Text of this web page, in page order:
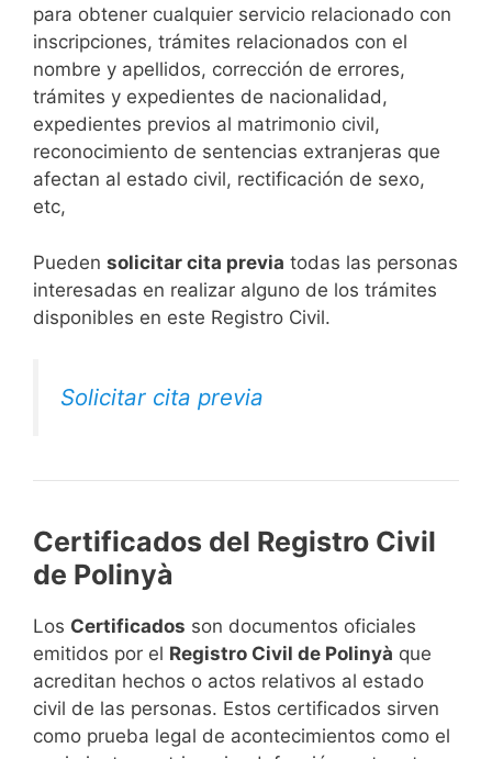
para obtener cualquier servicio relacionado con
inscripciones, trámites relacionados con el
nombre y apellidos, corrección de errores,
trámites y expedientes de nacionalidad,
expedientes previos al matrimonio civil,
reconocimiento de sentencias extranjeras que
afectan al estado civil, rectificación de sexo,
etc,
​Pueden solicitar cita previa todas las personas
interesadas en realizar alguno de los trámites
disponibles en este Registro Civil.​
Solicitar cita previa
Certificados del Registro Civil
de Polinyà
Los Certificados son documentos oficiales
emitidos por el Registro Civil de Polinyà que
acreditan hechos o actos relativos al estado
civil de las personas. Estos certificados sirven
como prueba legal de acontecimientos como el